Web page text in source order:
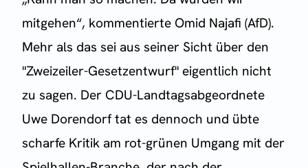
mitgehen“, kommentierte Omid Najafi (AfD).
Mehr als das sei aus seiner Sicht über den
"Zweizeiler-Gesetzentwurf" eigentlich nicht
zu sagen. Der CDU-Landtagsabgeordnete
Uwe Dorendorf tat es dennoch und übte
scharfe Kritik am rot-grünen Umgang mit der